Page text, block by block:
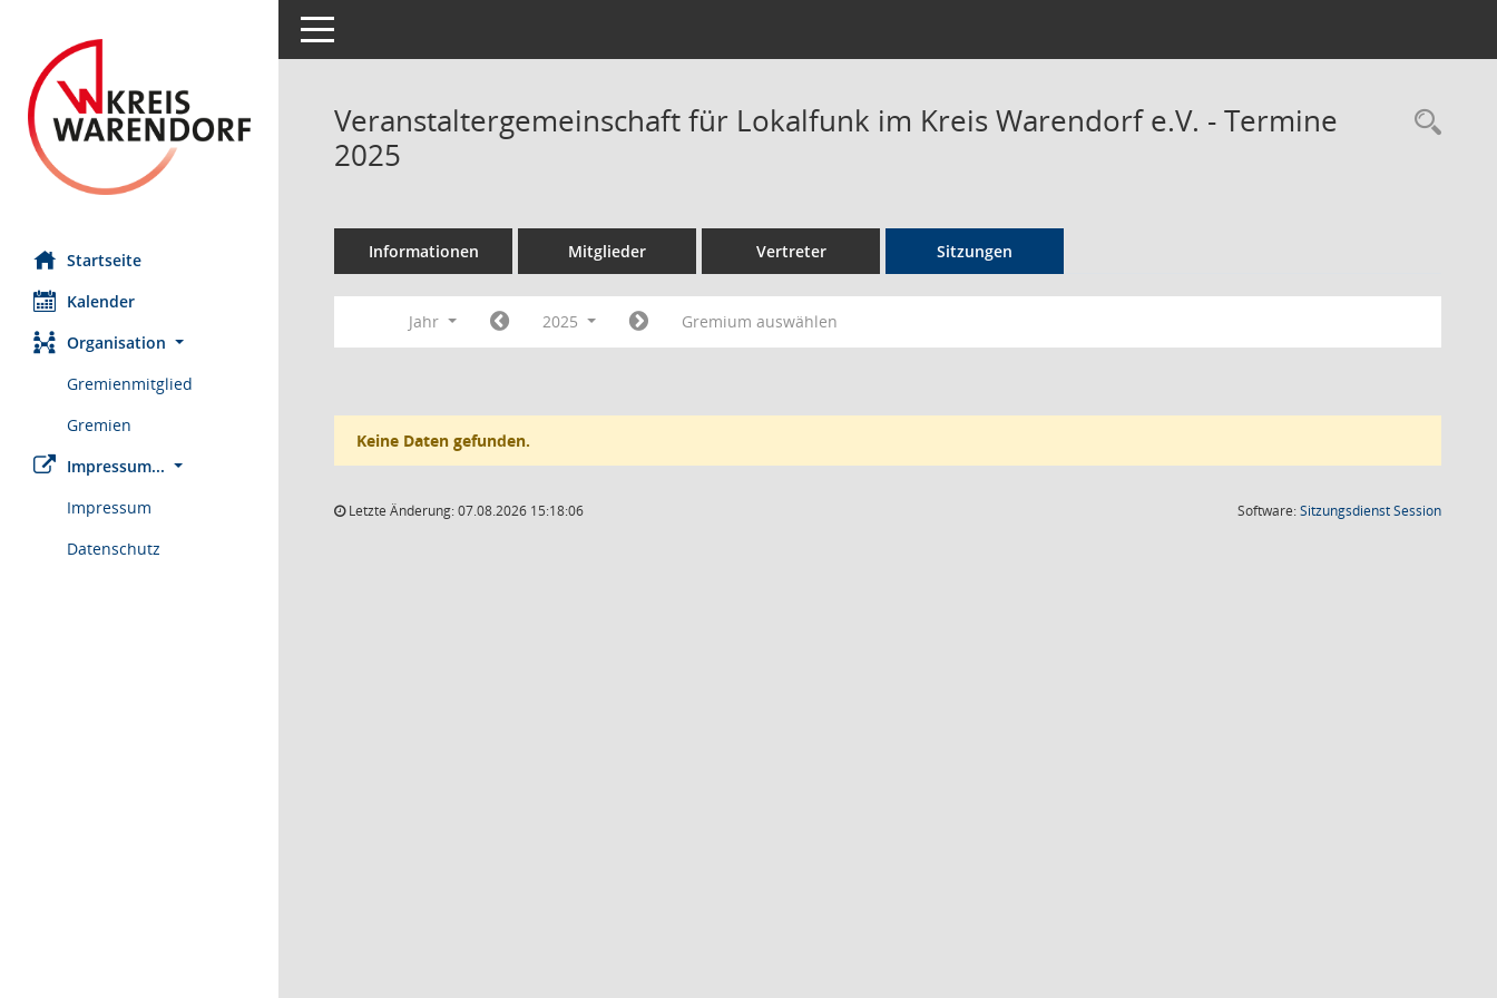
Startseite
Kalender
Organisation
Gremienmitglied
Gremien
Impressum...
Impressum
Datenschutz
Toggle navigation
Veranstaltergemeinschaft für Lokalfunk im Kreis Warendorf e.V. - Termine
2025
Informationen Mitglieder Vertreter Sitzungen
Jahr 2025 Gremium auswählen
Keine Daten gefunden.
Letzte Änderung: 07.08.2026 15:18:06 Software:SitzungsdienstSession(Wird in